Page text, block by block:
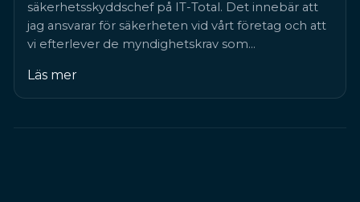
säkerhetsskyddschef på IT-Total. Det innebär att
jag ansvarar för säkerheten vid vårt företag och att
vi efterlever de myndighetskrav som…
Läs mer